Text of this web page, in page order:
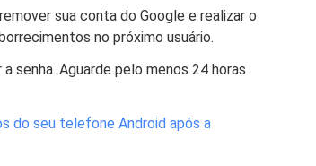
sua conta do Google e realizar o
no próximo usuário.
senha. Aguarde pelo menos 24 horas
do seu telefone Android após a